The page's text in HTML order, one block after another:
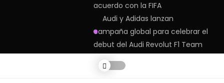
acuerdo con la FIFA
Audi y Adidas lanzan
campaña global para celebrar el
debut del Audi Revolut F1 Team